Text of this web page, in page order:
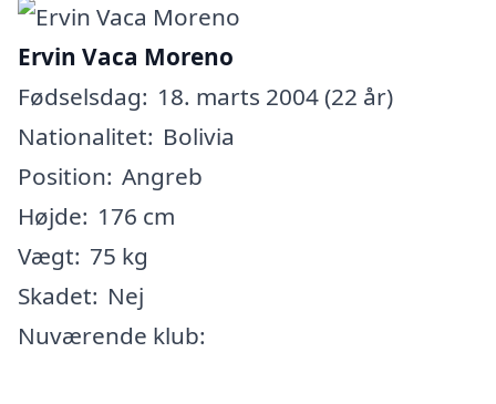
Ervin Vaca Moreno
Fødselsdag: 18. marts 2004 (22 år)
Nationalitet: Bolivia
Position: Angreb
Højde: 176 cm
Vægt: 75 kg
Skadet: Nej
Nuværende klub: